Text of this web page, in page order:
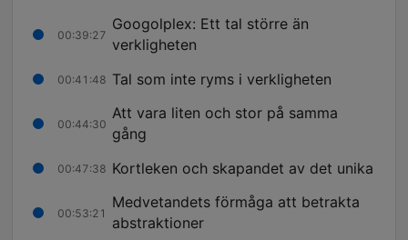
00:39:27
Googolplex: Ett tal större än
verkligheten
00:41:48 Tal som inte ryms i verkligheten
00:44:30
Att vara liten och stor på samma
gång
00:47:38 Kortleken och skapandet av det unika
00:53:21
Medvetandets förmåga att betrakta
abstraktioner